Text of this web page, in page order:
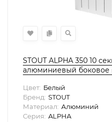
STOUT ALPHA 350 10
алюминиевый боковое
Цвет: Белый
Бренд: STOUT
Материал: Алюминий
Серия: ALPHA